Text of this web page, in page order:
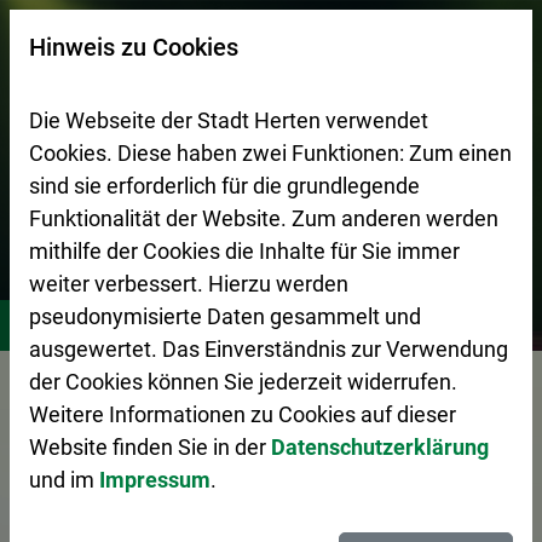
Zur Startseite (Schnelltaste 0)
Zum Seitenanfang springen (Schnelltaste A)
Zur Navigation/Menü springen (Schnelltaste M)
Zur Suche springen (Schnelltaste 8)
Zum Inhalt springen (Schnelltaste I)
Zum Fußbereich springen (Schnelltaste Z)
Stadtleben Kultur Veranstaltungen 8nach7 Kabarett
Vorlesen
Suchseite mit Schnellsuche
Hinweis zu Cookies
Die Webseite der Stadt Herten verwendet
Cookies. Diese haben zwei Funktionen: Zum einen
sind sie erforderlich für die grundlegende
Funktionalität der Website. Zum anderen werden
mithilfe der Cookies die Inhalte für Sie immer
weiter verbessert. Hierzu werden
pseudonymisierte Daten gesammelt und
ausgewertet. Das Einverständnis zur Verwendung
der Cookies können Sie jederzeit widerrufen.
Weitere Informationen zu Cookies auf dieser
Website finden Sie in der Datenschutzerklärung
und im Impressum.